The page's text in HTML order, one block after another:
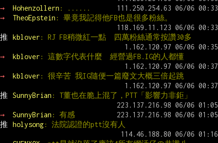
→ Hohenzollern : ......
→
TheoEpstein : 畢竟我記得他FB也是很多粉絲。
推 kblover : RJ FB稍微紅一點  四萬粉絲通常按讚30多
→ kblover : 這數字代表什麼  經營過FB.IG的人都懂
→ kblover : 很辛苦 我IG隨便一篇廢文大概三倍起跳
推 SunnyBrian : T董也在脆上混了，PTT「影響力非鉅」
→ SunnyBrian : 有感
推
holysong: 法院認證的ptt沒有人